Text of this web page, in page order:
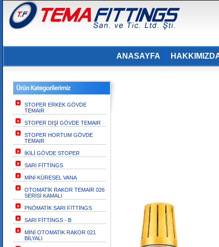
ANASAYFA
STOPER ERKEK GÖVDE
TEMAIR
STOPER DİŞİ GÖVDE TEMAIR
STOPER HORTUM GÖVDE
TEMAIR
İKİLİ GÖVDE STOPER
SARI FİTTİNGS
MİNİ KÜRESEL VANA
OTOMATİK RAKOR TEMAİR 026
SERİSİ KAMALI
PNÖMATİK SARI FİTTİNGS
SARI FİTTİNGS - B
MİNİ OTOMATİK RAKOR 021
BİLYALI